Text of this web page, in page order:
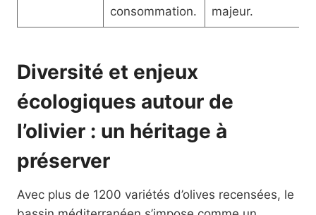
consommation.
majeur.
Diversité et enjeux
écologiques autour de
l’olivier : un héritage à
préserver
Avec plus de 1200 variétés d’olives recensées, le